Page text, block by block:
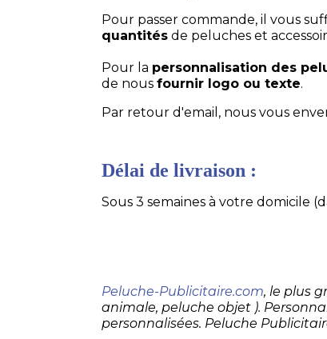
Pour passer commande, il vous
quantités de peluches et
Pour la personnalisation des
de nous fournir logo ou texte.
Par retour d'email, nous vous
Délai de livraison :
Sous 3 semaines à votre domicile
Peluche-Publicitaire.com, le plus
animale, peluche objet ).
personnalisées. Peluche